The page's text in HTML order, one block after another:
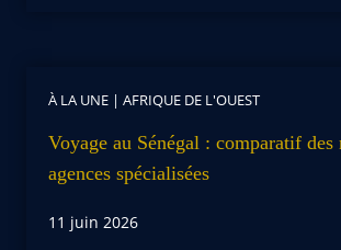
À LA UNE | AFRIQUE DE L'OUEST
Voyage au Sénégal : comparatif des
agences spécialisées
11 juin 2026